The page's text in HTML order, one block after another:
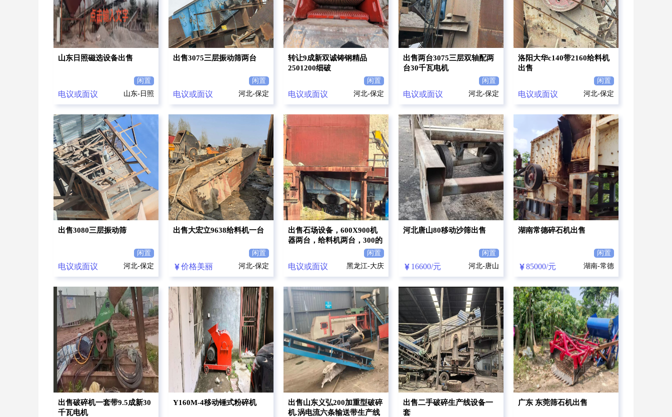
山东日照磁选设备出售
闲置
电议或面议 山东-日照
出售3075三层振动筛两台
闲置
电议或面议 河北-保定
转让9成新双诚铸钢精品
2501200细破
闲置
电议或面议 河北-保定
出售两台3075三层双轴配两
台30千瓦电机
闲置
电议或面议 河北-保定
洛阳大华c140带2160给料机
出售
闲置
电议或面议 河北-保定
出售3080三层振动筛
闲置
电议或面议 河北-保定
出售大宏立9638给料机一台
闲置
价格美丽 河北-保定
出售石场设备，600X900机
器两台，给料机两台，300的
沈阳磨一个，振动筛三个，
250X1000机器两台，传送带
若干条
闲置
电议或面议 黑龙江-大庆
河北唐山80移动沙筛出售
闲置
16600/元 河北-唐山
湖南常德碎石机出售
闲置
85000/元 湖南-常德
出售破碎机一套带9.5成新30
千瓦电机
Y160M-4移动锤式粉碎机
出售山东义弘200加重型破碎
机.涡电流六条输送带生产线
出售二手破碎生产线设备一
套
广东 东莞筛石机出售